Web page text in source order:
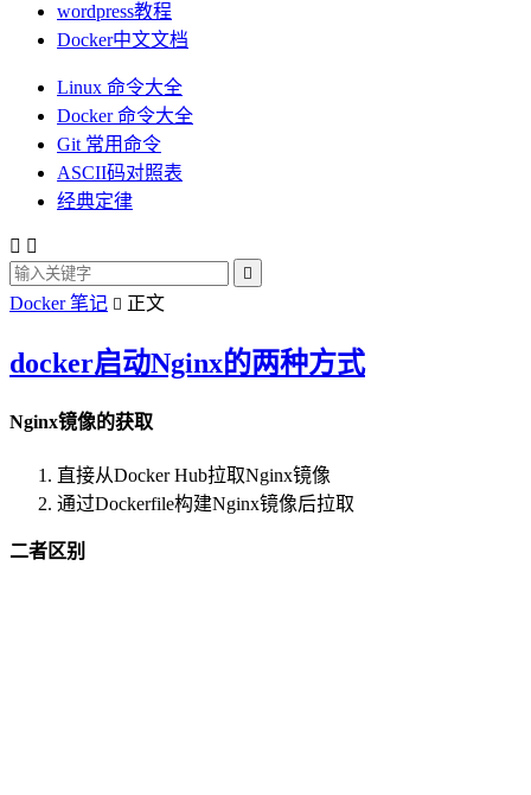
wordpress教程
Docker中文文档
Linux 命令大全
Docker 命令大全
Git 常用命令
ASCII码对照表
经典定律
 

Docker 笔记  正文
docker启动Nginx的两种方式
Nginx镜像的获取
直接从Docker Hub拉取Nginx镜像
通过Dockerfile构建Nginx镜像后拉取
二者区别